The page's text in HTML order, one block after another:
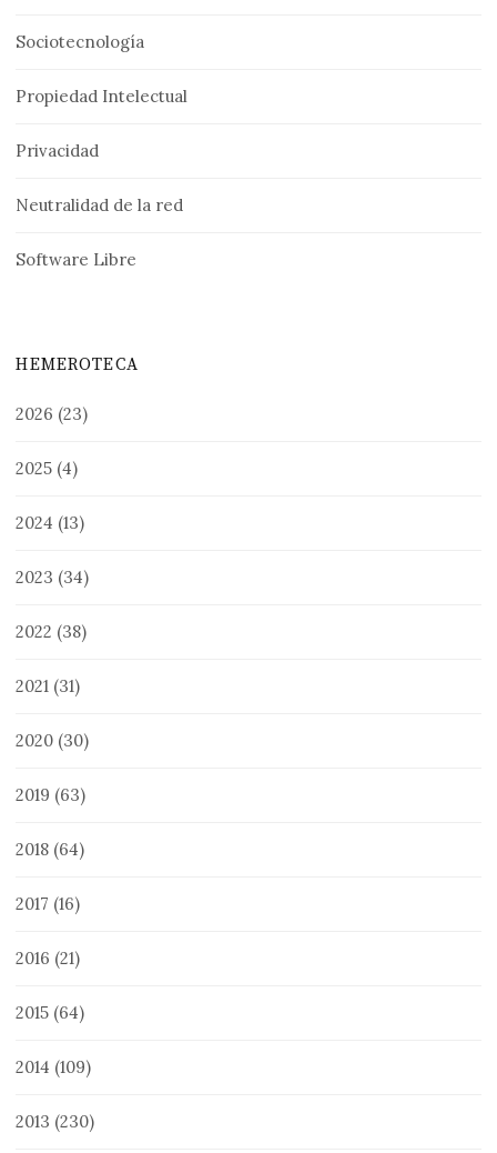
Sociotecnología
Propiedad Intelectual
Privacidad
Neutralidad de la red
Software Libre
HEMEROTECA
2026 (23)
2025 (4)
2024 (13)
2023 (34)
2022 (38)
2021 (31)
2020 (30)
2019 (63)
2018 (64)
2017 (16)
2016 (21)
2015 (64)
2014 (109)
2013 (230)